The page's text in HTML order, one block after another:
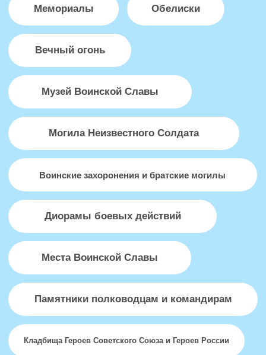
Кравцов Сергей
Сергеевич
Приветственный адрес участникам